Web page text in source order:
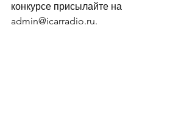
конкурсе присылайте на
admin@icarradio.ru.